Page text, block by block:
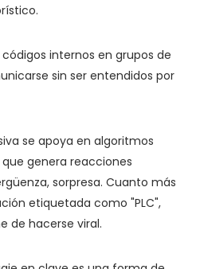
internos en grupos de
sin ser entendidos por
se apoya en algoritmos
genera reacciones
sorpresa. Cuanto más
etiquetada como "PLC",
de hacerse viral.